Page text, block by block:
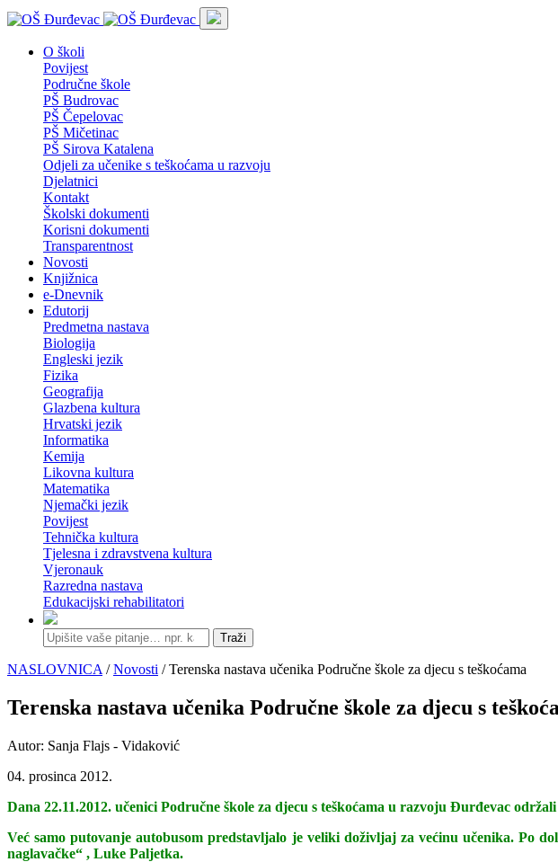
O školi
Povijest
Područne škole
PŠ Budrovac
PŠ Čepelovac
PŠ Mičetinac
PŠ Sirova Katalena
Odjeli za učenike s teškoćama u razvoju
Djelatnici
Kontakt
Školski dokumenti
Korisni dokumenti
Transparentnost
Novosti
Knjižnica
e-Dnevnik
Edutorij
Predmetna nastava
Biologija
Engleski jezik
Fizika
Geografija
Glazbena kultura
Hrvatski jezik
Informatika
Kemija
Likovna kultura
Matematika
Njemački jezik
Povijest
Tehnička kultura
Tjelesna i zdravstvena kultura
Vjeronauk
Razredna nastava
Edukacijski rehabilitatori
Traži
NASLOVNICA /Novosti / Terenska nastava učenika Područne škole za djecu s teškoćama
Terenska nastava učenika Područne škole za djecu s
Autor: Sanja Flajs - Vidaković
04. prosinca 2012.
Dana 22.11.2012. učenici Područne škole za djecu s teškoćama u razvoju Đurđevac
Već samo putovanje autobusom predstavljalo je veliki doživljaj za većinu učenika. Po
naglavačke“ , Luke Paljetka.